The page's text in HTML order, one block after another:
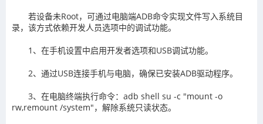
若设备未Root，可通过电脑端ADB命令实现文件写入系统目
录，该方式依赖开发人员选项中的调试功能。
1、在手机设置中启用开发者选项和USB调试功能。
2、通过USB连接手机与电脑，确保已安装ADB驱动程序。
3、在电脑终端执行命令：adb shell su -c "mount -o
rw,remount /system"，解除系统只读状态。